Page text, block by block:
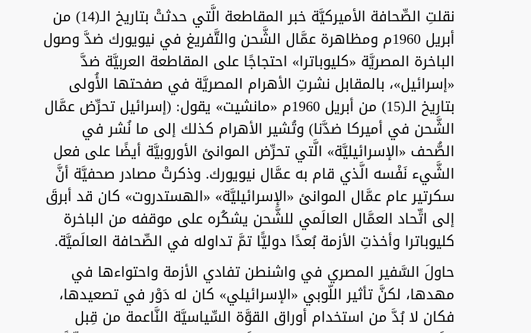
نقلتِ الصِّحافة الأميركيَّة خبر المقاطعة الَّتي حدثتْ بتاريخ الـ(14) من
أبريل 1960م ومظاهرة عمَّال الشَّحن والتَّفريغ في نيويورك ضدَّ وصول
الباخرة المصريَّة «كليوباترا» احتجاجًا على المقاطعة العربيَّة ضدَّ
«إسرائيل»، بالمقابل نشرتِ الأهرام المصريَّة في صفحتها الأُولى
بتاريخ الـ(15) من أبريل 1960م «مانشيت» يقول: (إسرائيل تحرِّض عمَّال
الشَّحن في أميركا ضدَّنا) وتُشير الأهرام كذلك إلى ما نُشر في
الصُّحف «الإسرائيليَّة» الَّتي تحرِّض الموانئ الأوروبيَّة أيضًا على فعل
الشَّيء نَفْسه الَّذي قام به عمَّال نيويورك. وذكرتْ مصادر صحفيَّة أنَّ
سكرتير عام عمَّال الموانئ «الإسرائيليَّة» «الهستدروت» كان قد أبرقَ
إلى اتِّحاد العمَّال العالَمي للشَّحن يشكُره على موقفه من الباخرة
كليوباترا وأخذتِ الأزمة بُعدًا دوليًّا تمَّ تداوله في الصِّحافة العالَميَّة.
حاولَ السَّفير المصري في واشنطن تفادي الأزمة واحتواءها في
مهدها، لكنَّ تأثير اللّوبي «الإسرائيلي» كان له دَوْر في تصعيدها،
فكان لا بُدَّ من استخدام أوراق القوَّة السِّياسيَّة النَّاعمة من قِبل